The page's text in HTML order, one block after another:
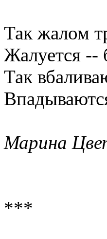
Так жалом
Жалуется --
Так
Марина
***